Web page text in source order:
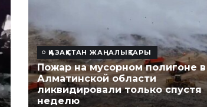
ҚАЗАҚСТАН ЖАҢАЛЫҚТАРЫ
Пожар на мусорном полигоне в
Алматинской области
ликвидировали только спустя
неделю